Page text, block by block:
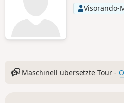
Visorando-
Maschinell übersetzte Tour -